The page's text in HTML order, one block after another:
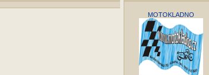
MOTOKLADNO